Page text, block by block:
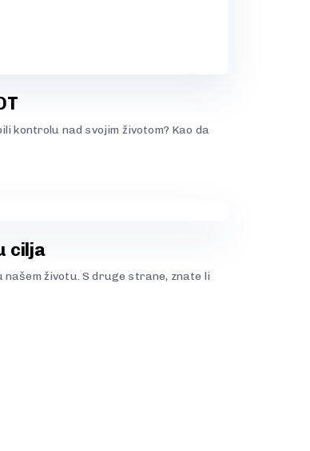
kontrolu nad svojim životom? Kao da
cilja
životu. S druge strane, znate li